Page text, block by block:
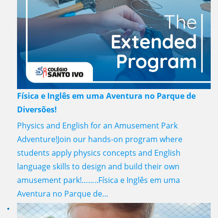
Física e Inglês em uma Aventura no Parque de
Diversões!
Physics and English for an Amusement Park
Adventure!Join our hands-on program where
students apply physics concepts and English
language skills to design and build their own
amusement park!……..Física e Inglês em uma
Aventura no Parque de...